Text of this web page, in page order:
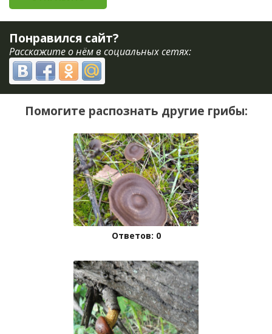
Понравился сайт?
Расскажите о нём в социальных сетях:
Помогите распознать другие грибы:
Ответов: 0